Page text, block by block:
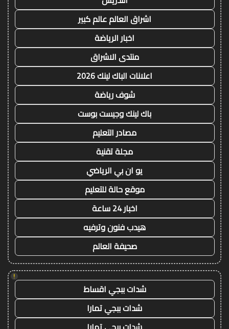
اشراق العالم عالم كبير
اخبار الرياضة
منتدى الاشراق
اعلانات الباك لينك 2026
شوف رياضة
باك لينك وجيست بوست
مصادر التعليم
مجلة تقنية
يو ان بي الرياضي
موقع حالة للتعليم
اخبار 24 ساعة
هيدب فنون وترفيه
صحيفة العالم
!
شدات ببجي اقساط
شدات ببجي تمارا